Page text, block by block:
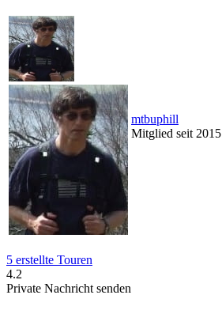
mtbuphill
Mitglied seit 2015
5 erstellte Touren
4.2
Private Nachricht senden